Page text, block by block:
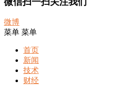
微博
菜单 菜单
首页
新闻
技术
财经